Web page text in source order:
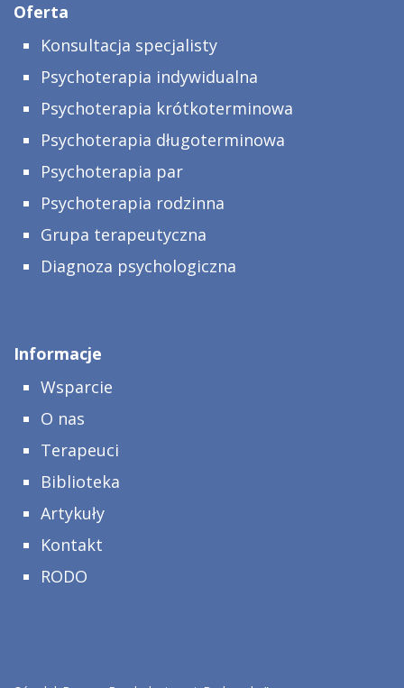
Oferta
Konsultacja specjalisty
Psychoterapia indywidualna
Psychoterapia krótkoterminowa
Psychoterapia długoterminowa
Psychoterapia par
Psychoterapia rodzinna
Grupa terapeutyczna
Diagnoza psychologiczna
Informacje
Wsparcie
O nas
Terapeuci
Biblioteka
Artykuły
Kontakt
RODO